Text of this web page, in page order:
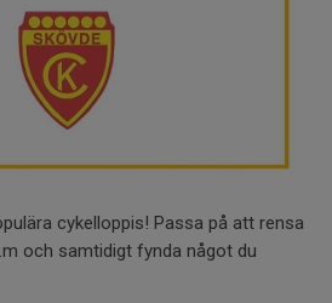
cykelloppis! Passa på att rensa
och samtidigt fynda något du